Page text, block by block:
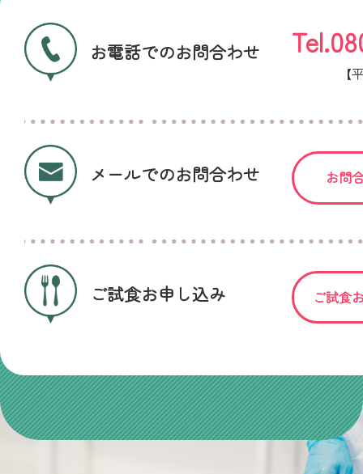
お電話でのお問合わせ
【
メールでのお問合わせ お問
ご試食お申し込み ご試食